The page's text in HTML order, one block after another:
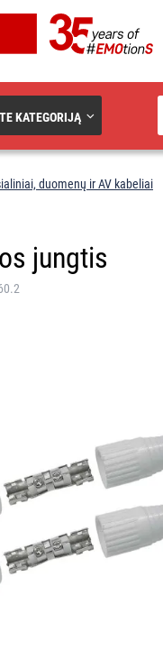
KATEGORIJĄ
duomenų ir AV kabeliai
jungtis